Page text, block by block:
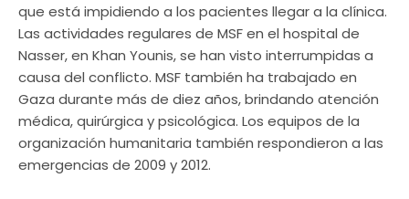
que está impidiendo a los pacientes llegar a la clínica.
Las actividades regulares de MSF en el hospital de
Nasser, en Khan Younis, se han visto interrumpidas a
causa del conflicto. MSF también ha trabajado en
Gaza durante más de diez años, brindando atención
médica, quirúrgica y psicológica. Los equipos de la
organización humanitaria también respondieron a las
emergencias de 2009 y 2012.